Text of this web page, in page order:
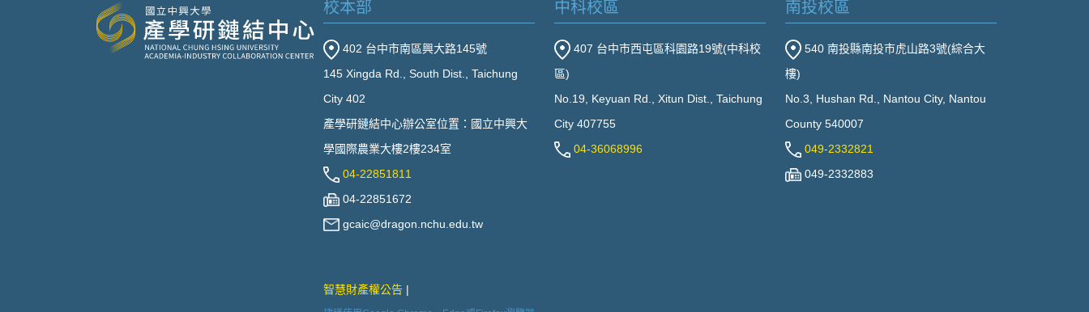
校本部
402 台中市南區興大路145號
145 Xingda Rd., South Dist., Taichung
City 402
產學研鏈結中心辦公室位置：國立中興大
學國際農業大樓2樓234室
04-22851811
04-22851672
gcaic@dragon.nchu.edu.tw
中科校區
407 台中市西屯區科園路19號(中科校
區)
No.19, Keyuan Rd., Xitun Dist., Taichung
City 407755
04-36068996
南投校區
540 南投縣南投市虎山路3號(綜合大
樓)
No.3, Hushan Rd., Nantou City, Nantou
County 540007
049-2332821
049-2332883
智慧財產權公告